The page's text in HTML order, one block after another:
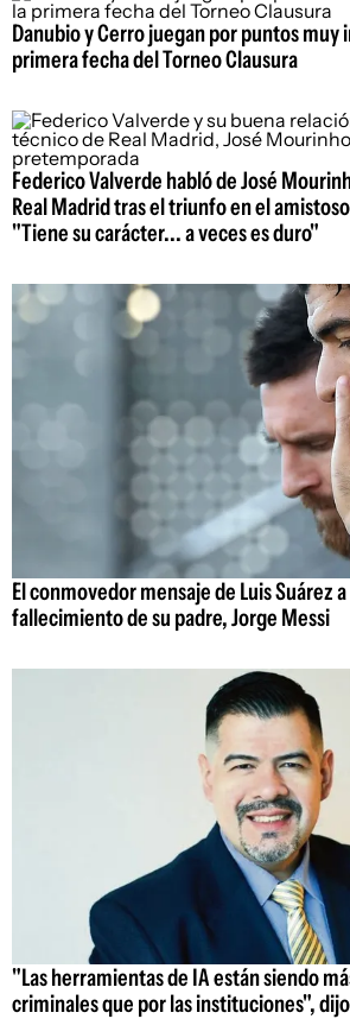
Danubio y Cerro juegan por puntos muy
primera fecha del Torneo Clausura
Federico Valverde habló de José
Real Madrid tras el triunfo en el
"Tiene su carácter... a veces es duro"
El conmovedor mensaje de Luis Suárez
fallecimiento de su padre, Jorge Messi
"Las herramientas de IA están siendo
criminales que por las instituciones",